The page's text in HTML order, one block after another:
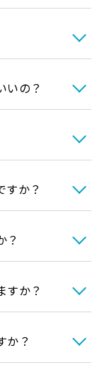
いの？
すか？
？
すか？
か？